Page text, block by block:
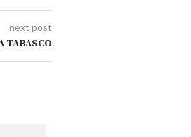
next post
TABASCO